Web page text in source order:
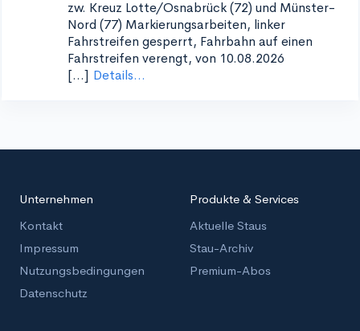
zw. Kreuz Lotte/Osnabrück (72) und Münster-
Nord (77) Markierungsarbeiten, linker
Fahrstreifen gesperrt, Fahrbahn auf einen
Fahrstreifen verengt, von 10.08.2026
[...] Details...
Unternehmen
Kontakt
Impressum
Nutzungsbedingungen
Datenschutz
Produkte & Services
Aktuelle Staus
Stau-Archiv
Premium-Abos